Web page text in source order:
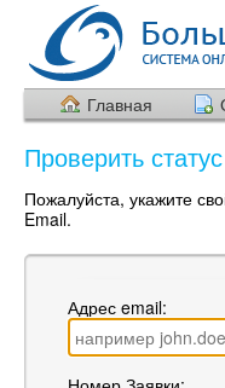
Главная
Проверить
Пожалуйста, укажите
Email.
Адрес email: